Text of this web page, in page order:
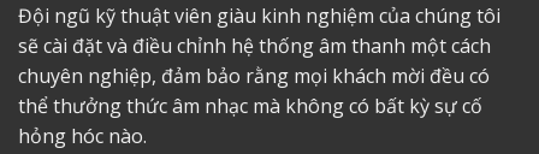
Đội ngũ kỹ thuật viên giàu kinh nghiệm của chúng tôi
sẽ cài đặt và điều chỉnh hệ thống âm thanh một cách
chuyên nghiệp, đảm bảo rằng mọi khách mời đều có
thể thưởng thức âm nhạc mà không có bất kỳ sự cố
hỏng hóc nào.